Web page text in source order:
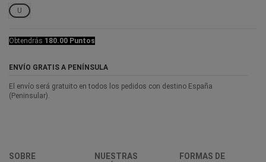
U
Obtendrás 180.00 Puntos
ENVÍO GRATIS A PENÍNSULA
El envío será gratuito en todos los pedidos con destino España
(Peninsular).
SOBRE
NUESTRAS
FORMAS DE